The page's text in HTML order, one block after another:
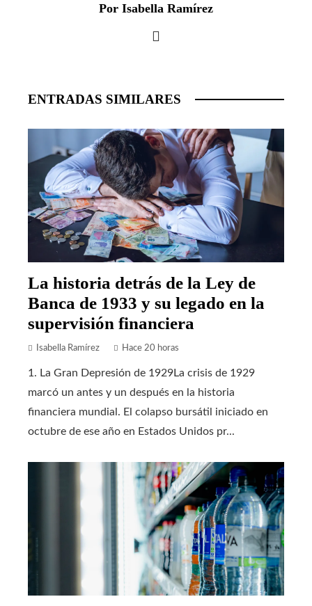
Por Isabella Ramírez
ENTRADAS SIMILARES
La historia detrás de la Ley de
Banca de 1933 y su legado en la
supervisión financiera
Isabella Ramírez Hace 20 horas
1. La Gran Depresión de 1929La crisis de 1929
marcó un antes y un después en la historia
financiera mundial. El colapso bursátil iniciado en
octubre de ese año en Estados Unidos pr...